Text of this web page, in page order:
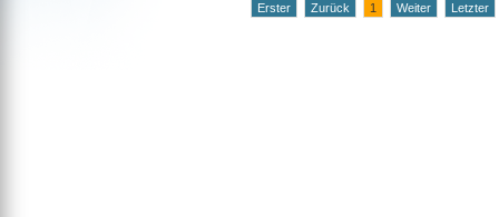
Erster Zurück 1 Weiter Letzter